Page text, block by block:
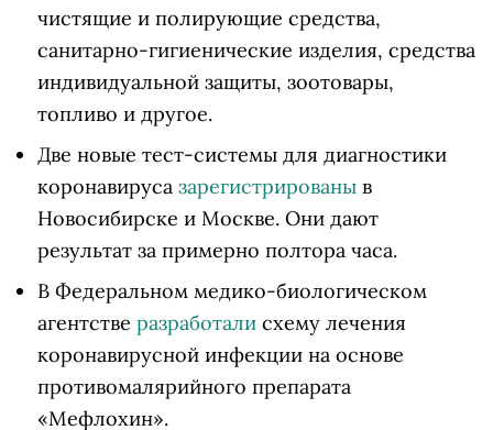
чистящие и полирующие средства,
санитарно-гигиенические изделия, средства
индивидуальной защиты, зоотовары,
топливо и другое.
Две новые тест-системы для диагностики
коронавируса зарегистрированы в
Новосибирске и Москве. Они дают
результат за примерно полтора часа.
В Федеральном медико-биологическом
агентстве разработали схему лечения
коронавирусной инфекции на основе
противомалярийного препарата
«Мефлохин».